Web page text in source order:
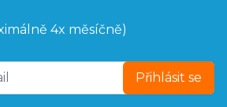
4x měsíčně)
Přihlásit se